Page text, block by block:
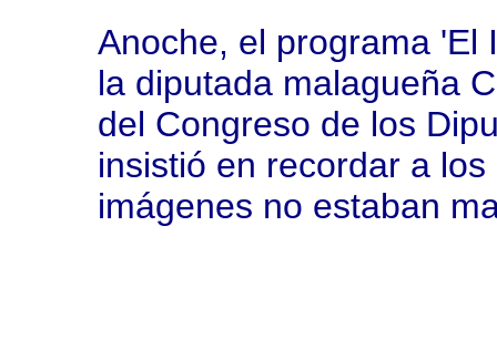
Anoche, el programa 'El
la diputada malagueña
del Congreso de los
insistió en recordar a
imágenes no estaban